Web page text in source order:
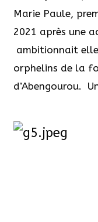
Marie Paule,
2021 après une
ambitionnait
orphelins de la
d’Abengourou.